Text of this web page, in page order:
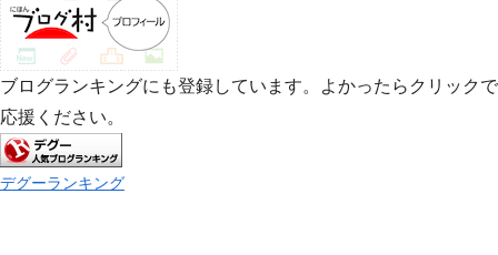
ブログランキングにも登録しています。よかったらクリックで
応援ください。
デグーランキング